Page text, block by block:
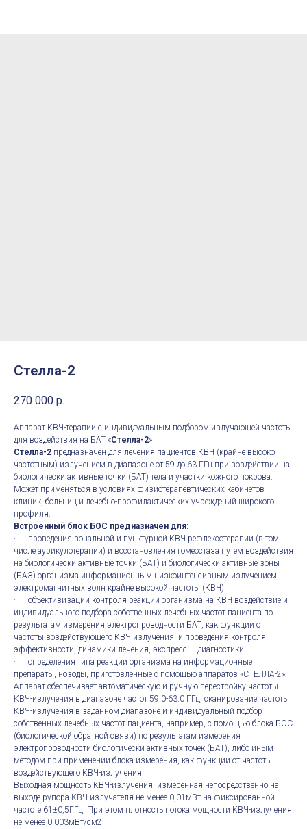
Стелла-2
270 000 р.
Аппарат КВЧ-терапии с индивидуальным подбором излучающей частоты
для воздействия на БАТ «Стелла-2»
Стелла-2 предназначен для лечения пациентов КВЧ (крайне высоко
частотным) излучением в диапазоне от 59 до 63 ГГц при воздействии на
биологически активные точки (БАТ) тела и участки кожного покрова.
Может применяться в условиях физиотерапевтических кабинетов
клиник, больниц и лечебно-профилактических учреждений широкого
профиля.
Встроенный блок БОС предназначен для:
· проведения зональной и пунктурной КВЧ рефлексотерапии (в том
числе аурикулотерапии) и восстановления гомеостаза путем воздействия
на биологически активные точки (БАТ) и биологически активные зоны
(БАЗ) организма информационным низкоинтенсивным излучением
электромагнитных волн крайне высокой частоты (КВЧ);
· объективизации контроля реакции организма на КВЧ воздействие и
индивидуального подбора собственных лечебных частот пациента по
результатам измерения электропроводности БАТ, как функции от
частоты воздействующего КВЧ излучения, и проведения контроля
эффективности, динамики лечения, экспресс — диагностики
· определения типа реакции организма на информационные
препараты, нозоды, приготовленные с помощью аппаратов «СТЕЛЛА-2».
Аппарат обеспечивает автоматическую и ручную перестройку частоты
КВЧ-излучения в диапазоне частот 59.0-63.0 ГГц, сканирование частоты
КВЧ-излучения в заданном диапазоне и индивидуальный подбор
собственных лечебных частот пациента, например, с помощью блока БОС
(биологической обратной связи) по результатам измерения
электропроводности биологически активных точек (БАТ), либо иным
методом при применении блока измерения, как функции от частоты
воздействующего КВЧ-излучения.
Выходная мощность КВЧ-излучения, измеренная непосредственно на
выходе рупора КВЧ-излучателя не менее 0,01мВт на фиксированной
частоте 61±0,5ГГц. При этом плотность потока мощности КВЧ-излучения
не менее 0,003мВт/см2.